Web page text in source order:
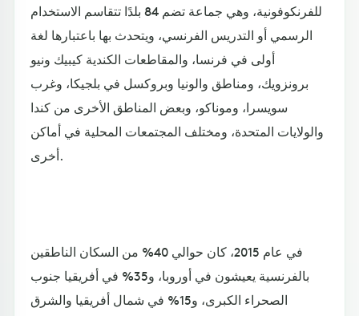
للفرنكوفونية، وهي جماعة تضم 84 بلدًا تتقاسم الاستخدام
الرسمي أو التدريس الفرنسي، ويتحدث بها باعتبارها لغة
أولى في فرنسا، والمقاطعات الكندية كيبيك ونيو
برونزويك، ومناطق والونيا وبروكسل في بلجيكا، وغرب
سويسرا، وموناكو، وبعض المناطق الأخرى من كندا
والولايات المتحدة، ومختلف المجتمعات المحلية في أماكن
أخرى.
في عام 2015، كان حوالي 40% من السكان الناطقين
بالفرنسية يعيشون في أوروبا، و35% في أفريقيا جنوب
الصحراء الكبرى، و15% في شمال أفريقيا والشرق